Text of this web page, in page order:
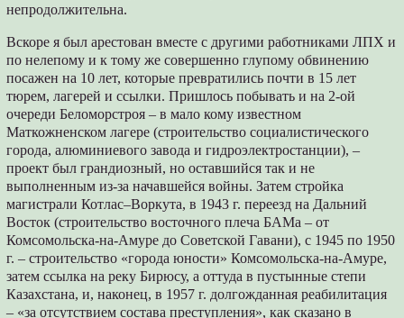
непродолжительна.
Вскоре я был арестован вместе с другими работниками ЛПХ и
по нелепому и к тому же совершенно глупому обвинению
посажен на 10 лет, которые превратились почти в 15 лет
тюрем, лагерей и ссылки. Пришлось побывать и на 2-ой
очереди Беломорстроя – в мало кому известном
Маткожненском лагере (строительство социалистического
города, алюминиевого завода и гидроэлектростанции), –
проект был грандиозный, но оставшийся так и не
выполненным из-за начавшейся войны. Затем стройка
магистрали Котлас–Воркута, в 1943 г. переезд на Дальний
Восток (строительство восточного плеча БАМа – от
Комсомольска-на-Амуре до Советской Гавани), с 1945 по 1950
г. – строительство «города юности» Комсомольска-на-Амуре,
затем ссылка на реку Бирюсу, а оттуда в пустынные степи
Казахстана, и, наконец, в 1957 г. долгожданная реабилитация
– «за отсутствием состава преступления», как сказано в